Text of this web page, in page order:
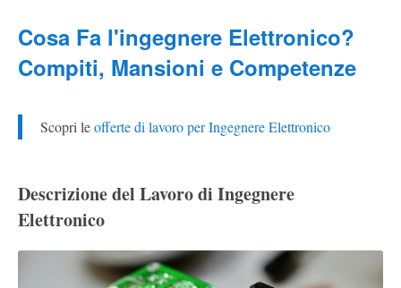
Stipendi
professioni
Cosa Fa l'ingegnere Elettronico?
Compiti, Mansioni e Competenze
Scopri leofferte di lavoro per Ingegnere Elettronico
Descrizione del Lavoro di Ingegnere
Elettronico